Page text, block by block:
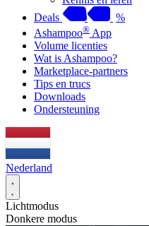
Deals
%
Ashampoo® App
Volume licenties
Wat is Ashampoo?
Marketplace-partners
Tips en trucs
Downloads
Ondersteuning
Nederland
Lichtmodus
Donkere modus